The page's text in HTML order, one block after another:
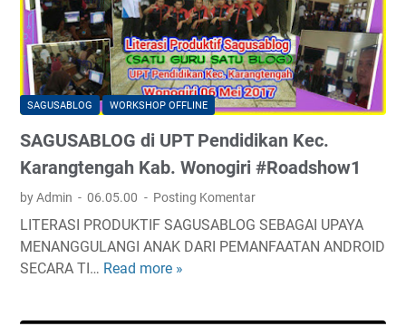
L
O
G
D
I
L
E
R
N
G
G
SAGUSABLOG WORKSHOP OFFLINE
SAGUSABLOG di UPT Pendidikan Kec.
Karangtengah Kab. Wonogiri #Roadshow1
by Admin 06.05.00 Posting Komentar
LITERASI PRODUKTIF SAGUSABLOG SEBAGAI UPAYA
MENANGGULANGI ANAK DARI PEMANFAATAN ANDROID
SECARA TI… Read more »